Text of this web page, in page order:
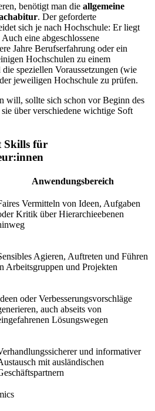
benötigt man die allgemeine
. Der geforderte
sich je nach Hochschule: Er liegt
eine abgeschlossene
Jahre Berufserfahrung oder ein
Hochschulen zu einem
speziellen Voraussetzungen (wie
jeweiligen Hochschule zu prüfen.
will, sollte sich schon vor Beginn des
über verschiedene wichtige Soft
Skills für
Anwendungsbereich
Vermitteln von Ideen, Aufgaben
Kritik über Hierarchieebenen
Agieren, Auftreten und Führen
Arbeitsgruppen und Projekten
oder Verbesserungsvorschläge
auch abseits von
Lösungswegen
und informativer
mit ausländischen